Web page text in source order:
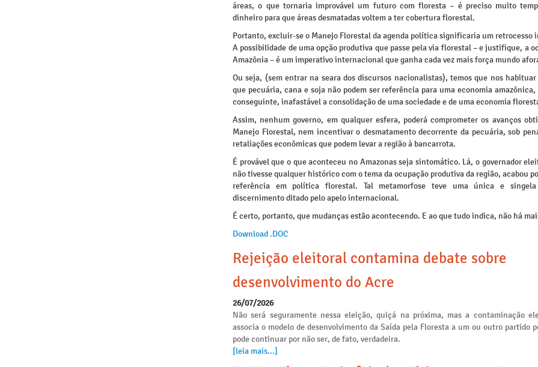
áreas, o que tornaria improvável um futuro com floresta – é preciso muito
dinheiro para que áreas desmatadas voltem a ter cobertura florestal.
Portanto, excluir-se o Manejo Florestal da agenda política significaria um retrocesso
A possibilidade de uma opção produtiva que passe pela via florestal – e justifique, a
Amazônia – é um imperativo internacional que ganha cada vez mais força mundo
Ou seja, (sem entrar na seara dos discursos nacionalistas), temos que nos
que pecuária, cana e soja não podem ser referência para uma economia amazônica,
conseguinte, inafastável a consolidação de uma sociedade e de uma economia
Assim, nenhum governo, em qualquer esfera, poderá comprometer os avanços
Manejo Florestal, nem incentivar o desmatamento decorrente da pecuária, sob
retaliações econômicas que podem levar a região à bancarrota.
É provável que o que aconteceu no Amazonas seja sintomático. Lá, o governador
não tivesse qualquer histórico com o tema da ocupação produtiva da região, acabou
referência em política florestal. Tal metamorfose teve uma única e
discernimento ditado pelo apelo internacional.
É certo, portanto, que mudanças estão acontecendo. E ao que tudo indica, não há
Download .DOC
Rejeição eleitoral contamina debate sobre
desenvolvimento do Acre
26/07/2026
Não será seguramente nessa eleição, quiçá na próxima, mas a contaminação
associa o modelo de desenvolvimento da Saída pela Floresta a um ou outro partido
pode continuar por não ser, de fato, verdadeira.
[leia mais...]